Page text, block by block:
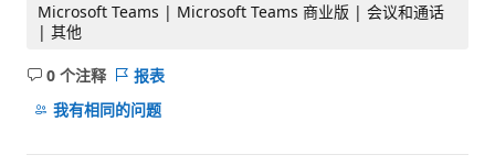
Microsoft Teams | Microsoft Teams 商业版 | 会议和通话
| 其他
0 个注释
无
注
报表
我有相同的问题